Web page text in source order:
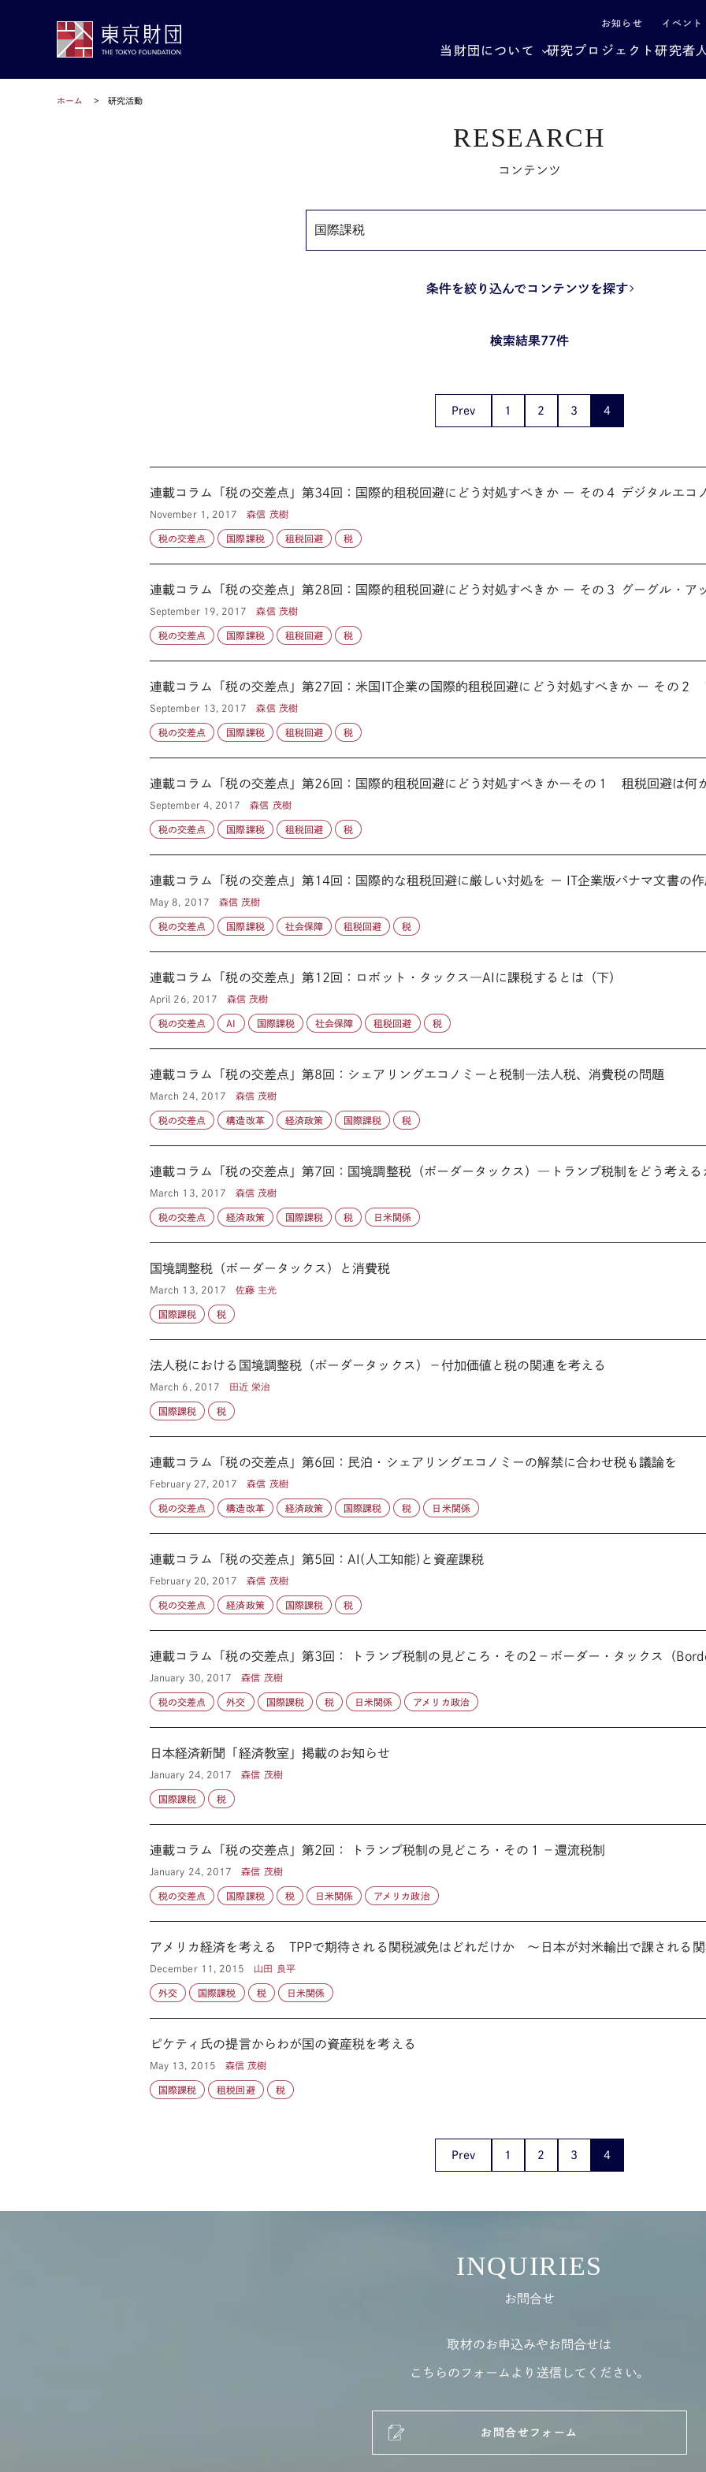
お知らせ イベント
当財団について 研究プロジェクト研究者
ホーム 研究活動
RESEARCH
コンテンツ
条件を絞り込んでコンテンツを探す
検索結果77件
Prev 1 2 3 4
連載コラム「税の交差点」第34回：国際的租税回避にどう対処すべきか ー そ
November 1, 2017 森信 茂樹
税の交差点 国際課税 租税回避 税
連載コラム「税の交差点」第28回：国際的租税回避にどう対処すべきか ー そ
September 19, 2017 森信 茂樹
税の交差点 国際課税 租税回避 税
連載コラム「税の交差点」第27回：米国IT企業の国際的租税回避にどう対処すべきか ー その２
September 13, 2017 森信 茂樹
税の交差点 国際課税 租税回避 税
連載コラム「税の交差点」第26回：国際的租税回避にどう対処すべきかーその１ 租税回避は何
September 4, 2017 森信 茂樹
税の交差点 国際課税 租税回避 税
連載コラム「税の交差点」第14回：国際的な租税回避に厳しい対処を ー IT企業版パナマ文書の作
May 8, 2017 森信 茂樹
税の交差点 国際課税 社会保障 租税回避 税
連載コラム「税の交差点」第12回：ロボット・タックス―AIに課税するとは（下）
April 26, 2017 森信 茂樹
税の交差点 AI 国際課税 社会保障 租税回避 税
連載コラム「税の交差点」第8回：シェアリングエコノミーと税制―法人税、消費税の問題
March 24, 2017 森信 茂樹
税の交差点 構造改革 経済政策 国際課税 税
連載コラム「税の交差点」第7回：国境調整税（ボーダータックス）―トランプ税制をどう考える
March 13, 2017 森信 茂樹
税の交差点 経済政策 国際課税 税 日米関係
国境調整税（ボーダータックス）と消費税
March 13, 2017 佐藤 主光
国際課税 税
法人税における国境調整税（ボーダータックス）－付加価値と税の関連を考える
March 6, 2017 田近 栄治
国際課税 税
連載コラム「税の交差点」第6回：民泊・シェアリングエコノミーの解禁に合わせ税も議論を
February 27, 2017 森信 茂樹
税の交差点 構造改革 経済政策 国際課税 税 日米関係
連載コラム「税の交差点」第5回：AI(人工知能)と資産課税
February 20, 2017 森信 茂樹
税の交差点 経済政策 国際課税 税
連載コラム「税の交差点」第3回： トランプ税制の見どころ・その2－ボーダー・タックス（
January 30, 2017 森信 茂樹
税の交差点 外交 国際課税 税 日米関係 アメリカ政治
日本経済新聞「経済教室」掲載のお知らせ
January 24, 2017 森信 茂樹
国際課税 税
連載コラム「税の交差点」第2回： トランプ税制の見どころ・その１－還流税制
January 24, 2017 森信 茂樹
税の交差点 国際課税 税 日米関係 アメリカ政治
アメリカ経済を考える TPPで期待される関税減免はどれだけか ～日本が対米輸出で課される関
December 11, 2015 山田 良平
外交 国際課税 税 日米関係
ピケティ氏の提言からわが国の資産税を考える
May 13, 2015 森信 茂樹
国際課税 租税回避 税
Prev 1 2 3 4
INQUIRIES
お問合せ
取材のお申込みやお問合せは
こちらのフォームより送信してください。
お問合せフォーム